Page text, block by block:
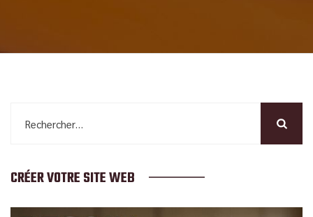
CRÉER VOTRE SITE WEB